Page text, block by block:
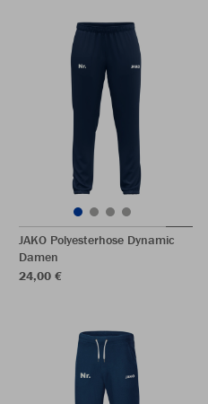
JAKO Polyesterhose Dynamic
Damen
24,00 €